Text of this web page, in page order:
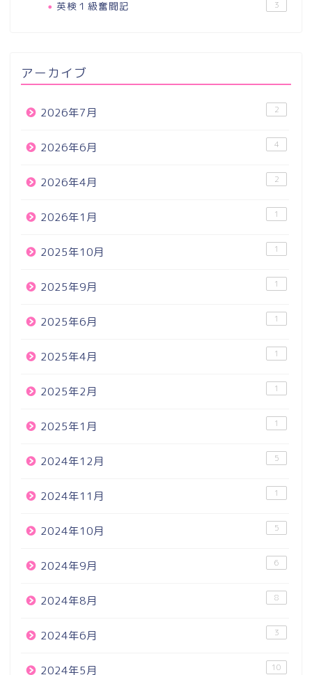
英検１級奮闘記 3
アーカイブ
2026年7月 2
2026年6月 4
2026年4月 2
2026年1月 1
2025年10月 1
2025年9月 1
2025年6月 1
2025年4月 1
2025年2月 1
2025年1月 1
2024年12月 5
2024年11月 1
2024年10月 5
2024年9月 6
2024年8月 8
2024年6月 3
2024年5月 10